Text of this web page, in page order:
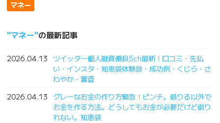
マネー
マネー の最新記事
2026.04.13
ツイッター個人融資優良5ch最新！口コミ・先払
い・インスタ・知恵袋体験談・成功例・くじら・さ
わやか・審査
2026.04.13
グレーなお金の作り方緊急！ピンチ。借りる以外で
お金を作る方法。どうしてもお金が必要だけど借り
れない。知恵袋